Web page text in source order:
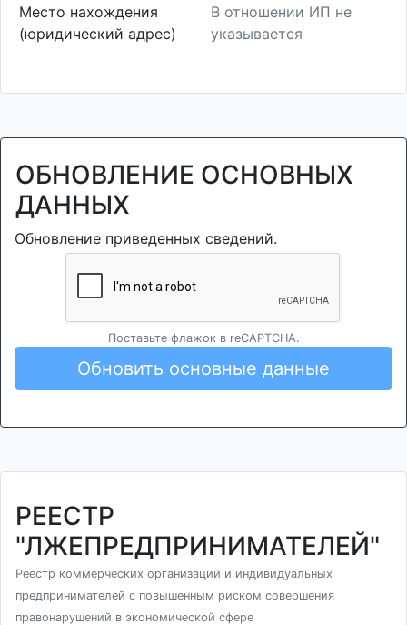
Место нахождения
(юридический адрес)
В отношении ИП не
указывается
ОБНОВЛЕНИЕ ОСНОВНЫХ
ДАННЫХ
Обновление приведенных сведений.
Поставьте флажок в reCAPTCHA.
Обновить основные данные
РЕЕСТР
"ЛЖЕПРЕДПРИНИМАТЕЛЕЙ"
Реестр коммерческих организаций и индивидуальных
предпринимателей с повышенным риском совершения
правонарушений в экономической сфере